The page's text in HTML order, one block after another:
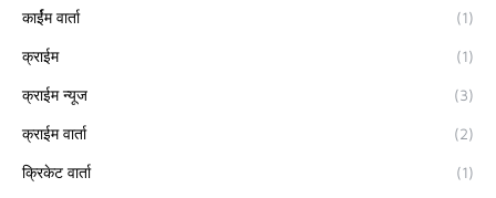
कार्ईम वार्ता (1)
क्राईम (1)
क्राईम न्यूज (3)
क्राईम वार्ता (2)
क्रिकेट वार्ता (1)